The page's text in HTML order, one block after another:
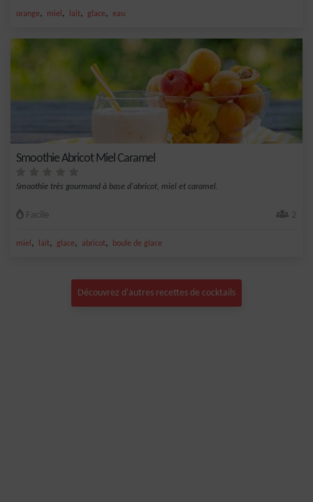
orange, miel , lait, glace, eau
Smoothie Abricot Miel Caramel
Smoothie très gourmand à base d'abricot, miel et caramel.
Facile 2
miel , lait, glace, abricot, boule de glace
Découvrez d'autres recettes de cocktails